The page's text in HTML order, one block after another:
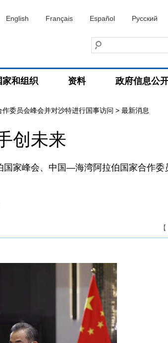
English Français Español Русский
家和组织 资料 政府信息公
委员会峰会并对沙特进行国事访问 > 最新消息
创未来
家峰会、中国—海湾阿拉伯国家合作委
【